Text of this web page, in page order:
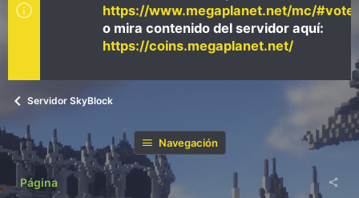
c
ó
n
https://www.megaplanet.net/mc/#vote
o mira contenido del servidor aquí:
https://coins.megaplanet.net/
Servidor SkyBlock
Navegación
Página